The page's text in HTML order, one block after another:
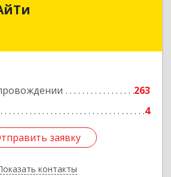
263
4
заявку
контакты
обл, Гатчинский р-н,
Подробнее
заявку
Назад